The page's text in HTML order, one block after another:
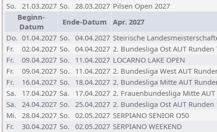
So. 21.03.2027 So. 28.03.2027 Pilsen Open 2027
Beginn-
Datum
Ende-Datum
Apr. 2027
Do. 01.04.2027 So. 04.04.2027 Steirische
Fr.
02.04.2027 So. 04.04.2027 2. Bundesliga Ost AUT Runden
Fr.
09.04.2027 So. 11.04.2027 LOCARNO LAKE OPEN
Fr.
09.04.2027 So. 11.04.2027 2. Bundesliga West AUT
Fr.
16.04.2027 So. 18.04.2027 2. Bundesliga Mitte AUT
Sa.
17.04.2027 Sa. 17.04.2027 2. Frauenbundesliga Mitte
Sa.
24.04.2027 So. 25.04.2027 2. Bundesliga Ost AUT Runden
Mi. 28.04.2027 So. 02.05.2027 SERPIANO SENIOR O50
Fr.
30.04.2027 So. 02.05.2027 SERPIANO WEEKEND